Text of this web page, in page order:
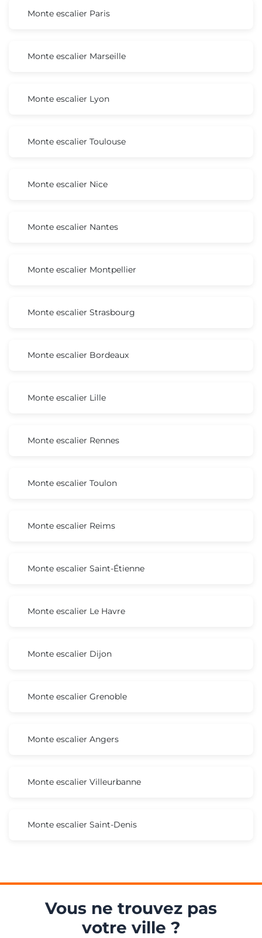
Monte escalier Paris
Monte escalier Marseille
Monte escalier Lyon
Monte escalier Toulouse
Monte escalier Nice
Monte escalier Nantes
Monte escalier Montpellier
Monte escalier Strasbourg
Monte escalier Bordeaux
Monte escalier Lille
Monte escalier Rennes
Monte escalier Toulon
Monte escalier Reims
Monte escalier Saint-Étienne
Monte escalier Le Havre
Monte escalier Dijon
Monte escalier Grenoble
Monte escalier Angers
Monte escalier Villeurbanne
Monte escalier Saint-Denis
Vous ne trouvez pas
votre ville ?